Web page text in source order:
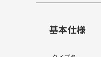
基本仕様